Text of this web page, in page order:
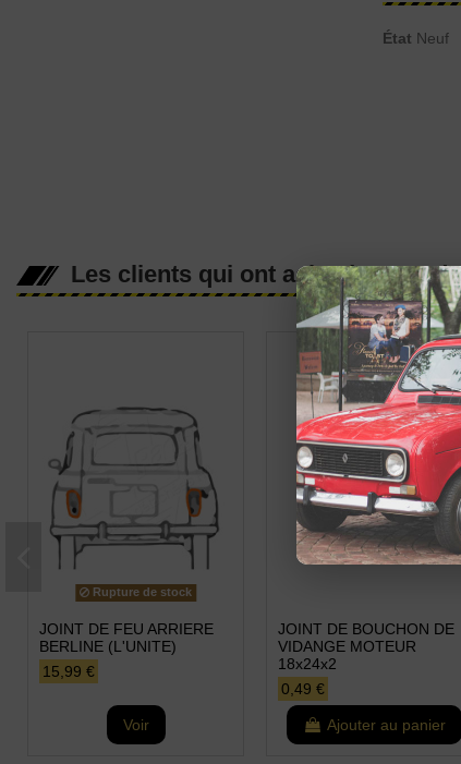
État Neuf
Les clients qui ont acheté ce
Rupture de stock
JOINT DE FEU ARRIERE
BERLINE (L'UNITE)
15,99 €
Voir
JOINT DE BOUCHON DE
VIDANGE MOTEUR
18x24x2
0,49 €
Ajouter au panier